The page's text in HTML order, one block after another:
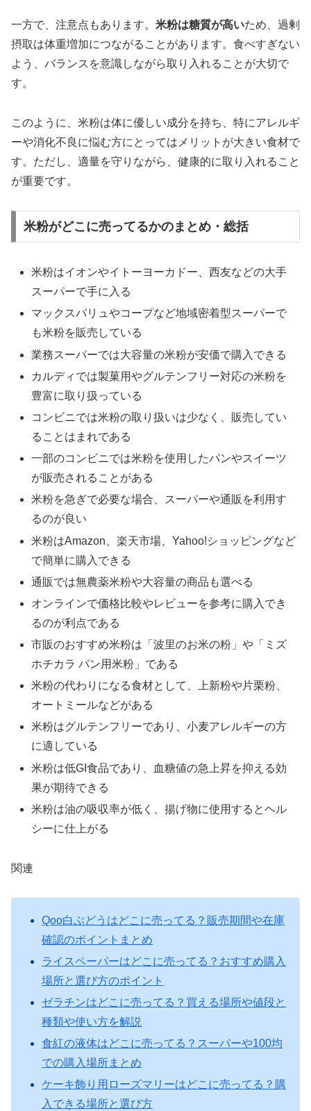
一方で、注意点もあります。 米粉は糖質が高いため、過剰
摂取は体重増加につながることがあります。食べすぎない
よう、バランスを意識しながら取り入れることが大切で
す。
このように、米粉は体に優しい成分を持ち、特にアレルギ
ーや消化不良に悩む方にとってはメリットが大きい食材で
す。ただし、適量を守りながら、健康的に取り入れること
が重要です。
米粉がどこに売ってるかのまとめ・総括
米粉はイオンやイトーヨーカドー、西友などの大手
スーパーで手に入る
マックスバリュやコープなど地域密着型スーパーで
も米粉を販売している
業務スーパーでは大容量の米粉が安価で購入できる
カルディでは製菓用やグルテンフリー対応の米粉を
豊富に取り扱っている
コンビニでは米粉の取り扱いは少なく、販売してい
ることはまれである
一部のコンビニでは米粉を使用したパンやスイーツ
が販売されることがある
米粉を急ぎで必要な場合、スーパーや通販を利用す
るのが良い
米粉はAmazon、楽天市場、Yahoo!ショッピングなど
で簡単に購入できる
通販では無農薬米粉や大容量の商品も選べる
オンラインで価格比較やレビューを参考に購入でき
るのが利点である
市販のおすすめ米粉は「波里のお米の粉」や「ミズ
ホチカラ パン用米粉」である
米粉の代わりになる食材として、上新粉や片栗粉、
オートミールなどがある
米粉はグルテンフリーであり、小麦アレルギーの方
に適している
米粉は低GI食品であり、血糖値の急上昇を抑える効
果が期待できる
米粉は油の吸収率が低く、揚げ物に使用するとヘル
シーに仕上がる
関連
Qoo白ぶどうはどこに売ってる？販売期間や在庫
確認のポイントまとめ
ライスペーパーはどこに売ってる？おすすめ購入
場所と選び方のポイント
ゼラチンはどこに売ってる？買える場所や値段と
種類や使い方を解説
食紅の液体はどこに売ってる？スーパーや100均
での購入場所まとめ
ケーキ飾り用ローズマリーはどこに売ってる？購
入できる場所と選び方